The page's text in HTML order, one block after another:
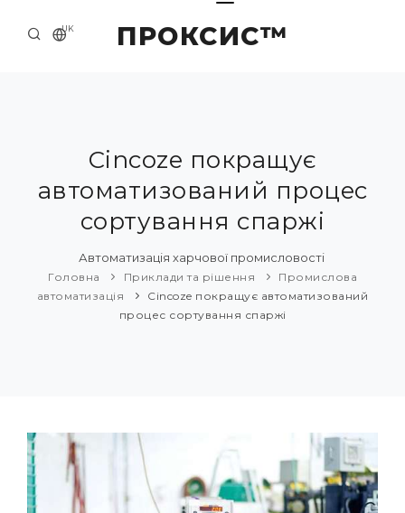
ПРОКСИС™
UK
ПРО НАС
ПРИКЛАДИ ТА РІШЕННЯ
КАТАЛОГ ПРОДУКЦІЇ
НОВИНИ
Cincoze покращує
автоматизований процес
сортування спаржі
Автоматизація харчової промисловості
Головна Приклади та рішення
Промислова
автоматизація
Cincoze покращує автоматизований
процес сортування спаржі